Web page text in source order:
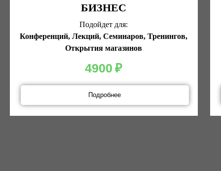
БИЗНЕС
Подойдет для:
Конференций, Лекций, Семинаров, Тренингов,
Открытия магазинов
4900 ₽
Подробнее